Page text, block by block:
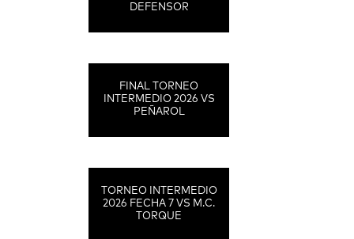
DEFENSOR
FINAL TORNEO
INTERMEDIO 2026 VS
PEÑAROL
TORNEO INTERMEDIO
2026 FECHA 7 VS M.C.
TORQUE